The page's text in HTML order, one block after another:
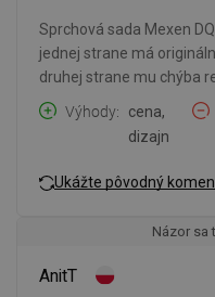
Sprchová sada Mexen
jednej strane má
druhej strane mu chýba
Výhody
cena,
dizajn
Ukážte pôvodný
Názor sa
AnitT